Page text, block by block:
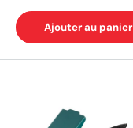
Ajouter au panier